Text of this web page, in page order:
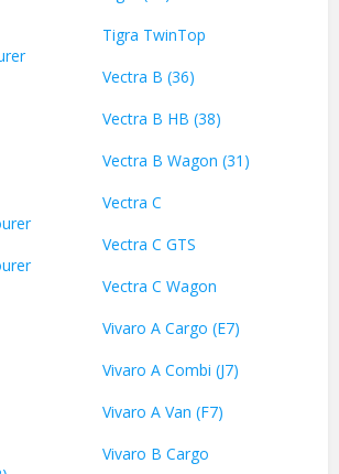
Tigra TwinTop
Vectra B (36)
Vectra B HB (38)
Vectra B Wagon (31)
Vectra C
Vectra C GTS
Vectra C Wagon
Vivaro A Cargo (E7)
Vivaro A Combi (J7)
Vivaro A Van (F7)
Vivaro B Cargo